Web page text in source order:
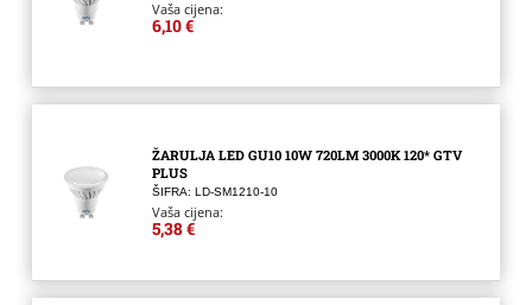
Vaša cijena:
6,10 €
ŽARULJA LED GU10 10W 720LM 3000K 120* GTV
PLUS
ŠIFRA: LD-SM1210-10
Vaša cijena:
5,38 €